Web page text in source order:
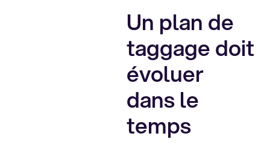
Un plan de
taggage doit
évoluer
dans le
temps